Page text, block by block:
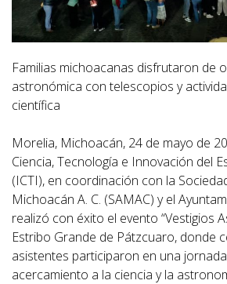
Familias michoacanas disfrutaron de
astronómica con telescopios y
científica
Morelia, Michoacán, 24 de mayo de
Ciencia, Tecnología e Innovación del
(ICTI), en coordinación con la
Michoacán A. C. (SAMAC) y el
realizó con éxito el evento “Vestigios
Estribo Grande de Pátzcuaro, donde
asistentes participaron en una
acercamiento a la ciencia y la